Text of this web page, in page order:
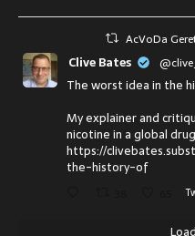
AcVoDa
Clive Bates
The worst idea in the
My explainer and
nicotine in a global
https://
the-history-of